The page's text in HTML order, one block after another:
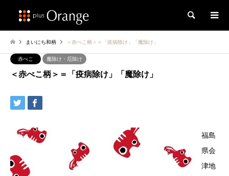
検索
まいにち和柄 ＜赤べこ柄＞＝「疫病除け」「魔除け」
赤べこ 魔除け・厄除け
＜赤べこ柄＞＝「疫病除け」「魔除け」
福島
県会
津地